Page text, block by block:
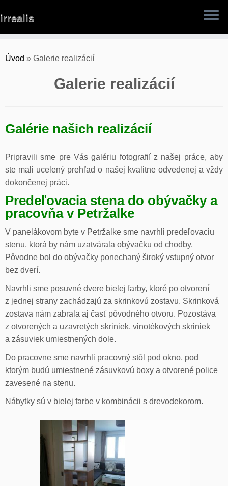
to
irrealis
Úvod » Galerie realizácií
Galerie realizácií
Galérie našich realizácií
Pripravili sme pre Vás galériu fotografií z našej práce, aby
ste mali ucelený prehľad o našej kvalitne odvedenej a vždy
dokončenej práci.
Predeľovacia stena do obývačky a
pracovňa v Petržalke
V panelákovom byte v Petržalke sme navrhli predeľovaciu
stenu, ktorá by nám uzatvárala obývačku od chodby.
Pôvodne bol do obývačky ponechaný široký vstupný otvor
bez dverí.
Navrhli sme posuvné dvere bielej farby, ktoré po otvorení
z jednej strany zachádzajú za skrinkovú zostavu. Skrinková
zostava nám zabrala aj časť pôvodného otvoru. Pozostáva
z otvorených a uzavretých skriniek, vinotékových skriniek
a zásuviek umiestnených dole.
Do pracovne sme navrhli pracovný stôl pod okno, pod
ktorým budú umiestnené zásuvkovú boxy a otvorené police
zavesené na stenu.
Nábytky sú v bielej farbe v kombinácii s drevodekorom.